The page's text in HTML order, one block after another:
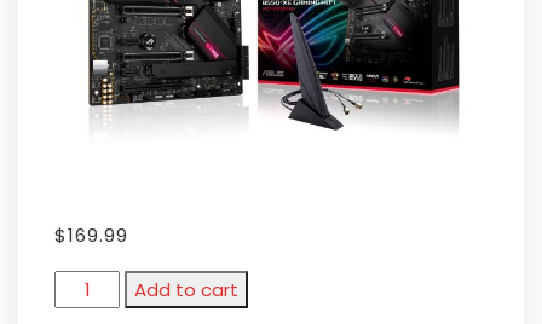
$169.99
Add to cart